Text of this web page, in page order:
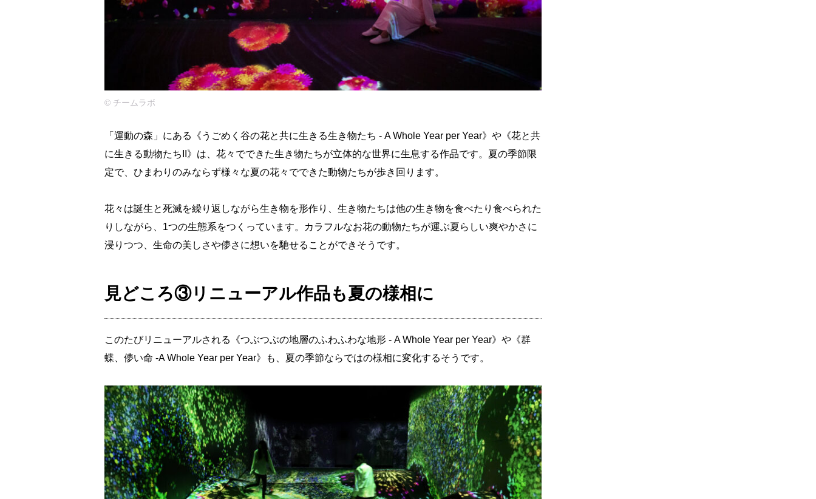
©️ チームラボ
「運動の森」にある《うごめく谷の花と共に生きる生き物たち - A Whole Year per Year》や《花と共
に生きる動物たちII》は、花々でできた生き物たちが立体的な世界に生息する作品です。夏の季節限
定で、ひまわりのみならず様々な夏の花々でできた動物たちが歩き回ります。
花々は誕生と死滅を繰り返しながら生き物を形作り、生き物たちは他の生き物を食べたり食べられた
りしながら、1つの生態系をつくっています。カラフルなお花の動物たちが運ぶ夏らしい爽やかさに
浸りつつ、生命の美しさや儚さに想いを馳せることができそうです。
見どころ③リニューアル作品も夏の様相に
このたびリニューアルされる《つぶつぶの地層のふわふわな地形 - A Whole Year per Year》や《群
蝶、儚い命 -A Whole Year per Year》も、夏の季節ならではの様相に変化するそうです。